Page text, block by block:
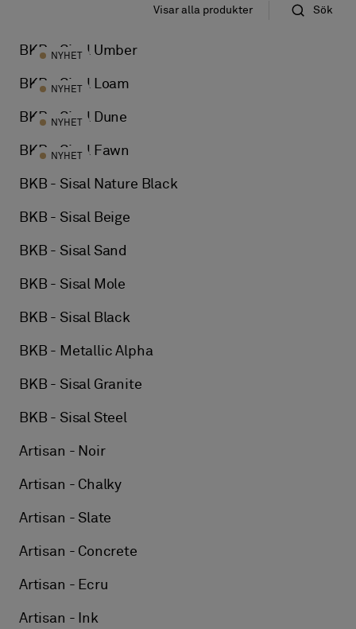
Image & Material Bank
Standard
Visar alla produkter Sök
BKB - Sisal Umber
NYHET
BKB - Sisal Loam
NYHET
BKB - Sisal Dune
NYHET
BKB - Sisal Fawn
NYHET
BKB - Sisal Nature Black
BKB - Sisal Beige
BKB - Sisal Sand
BKB - Sisal Mole
BKB - Sisal Black
BKB - Metallic Alpha
BKB - Sisal Granite
BKB - Sisal Steel
Artisan - Noir
Artisan - Chalky
Artisan - Slate
Artisan - Concrete
Artisan - Ecru
Artisan - Ink